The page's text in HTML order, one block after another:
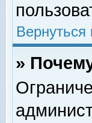
Вернуться
»